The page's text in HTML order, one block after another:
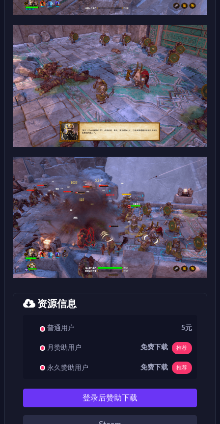
资源信息
普通用户 5元
月赞助用户 免费下载 推荐
永久赞助用户 免费下载 推荐
登录后赞助下载